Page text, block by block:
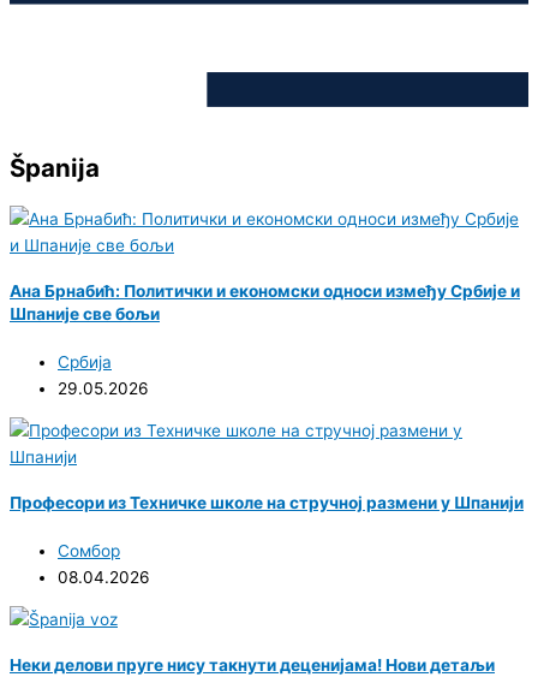
Španija
Ана Брнабић: Политички и економски односи између Србије и
Шпаније све бољи
Србија
29.05.2026
Професори из Техничке школе на стручној размени у Шпанији
Сомбор
08.04.2026
Неки делови пруге нису такнути деценијама! Нови детаљи